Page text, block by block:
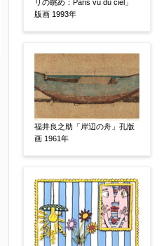
鑑定証書付
限定番号 【任意】
売却希望時期 【任意】
すぐに売りたい
リの眺め：Paris vu du ciel」
版画 1993年
福井良之助「岸辺の舟」孔版
画 1961年